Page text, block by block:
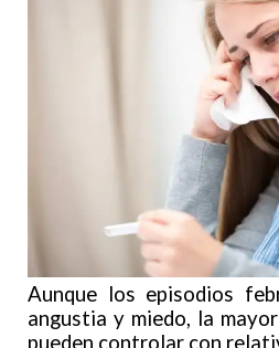
Aunque los episodios
angustia y miedo, la
pueden controlar con